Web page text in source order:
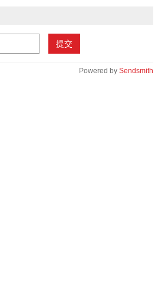
提交
Powered by Sendsmith